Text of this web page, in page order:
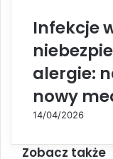
Infekcje
alergie:
nowy
14/04/2026
Zobacz także